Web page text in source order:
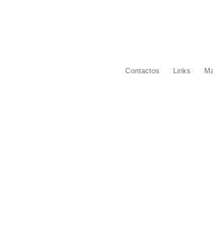
Contactos Links